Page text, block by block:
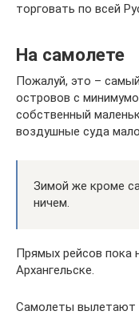
торговать по всей
На самолете
Пожалуй, это –
островов с
собственный
воздушные суда
Зимой же кроме
ничем.
Прямых рейсов пока
Архангельске.
Самолеты вылетают